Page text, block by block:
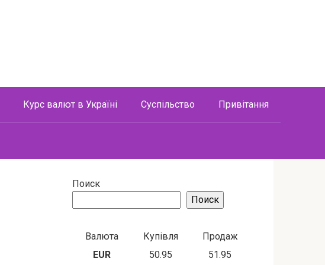
Курс валют в Україні Суспільство Привітання
Поиск
Поиск
Валюта Купівля
Продаж
EUR
50.95 51.95